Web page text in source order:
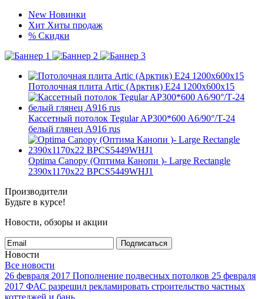
New Новинки
Хит Хиты продаж
% Скидки
Потолочная плита Artic (Арктик) E24 1200x600x15
Кассетный потолок Tegular AP300*600 A6/90°/Т-24
белый глянец A916 rus
Optima Canopy (Оптима Канопи )- Large Rectangle
2390x1170x22 BPCS5449WHJ1
Производители
Будьте в курсе!
Новости, обзоры и акции
Подписаться
Новости
Все новости
26 февраля 2017 Пополнение подвесных потолков 25 февраля
2017 ФАС разрешил рекламировать строительство частных
коттеджей и бань